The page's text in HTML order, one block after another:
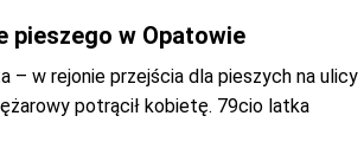
pieszego w Opatowie
– w rejonie przejścia dla pieszych na ulicy
potrącił kobietę. 79cio latka